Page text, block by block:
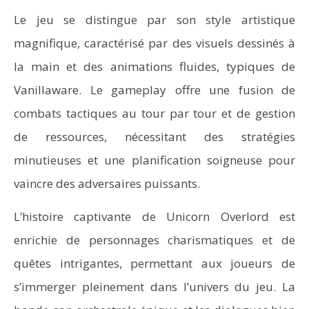
Le jeu se distingue par son style artistique
magnifique, caractérisé par des visuels dessinés à
la main et des animations fluides, typiques de
Vanillaware. Le gameplay offre une fusion de
combats tactiques au tour par tour et de gestion
de ressources, nécessitant des stratégies
minutieuses et une planification soigneuse pour
vaincre des adversaires puissants.
L’histoire captivante de Unicorn Overlord est
enrichie de personnages charismatiques et de
quêtes intrigantes, permettant aux joueurs de
s’immerger pleinement dans l’univers du jeu. La